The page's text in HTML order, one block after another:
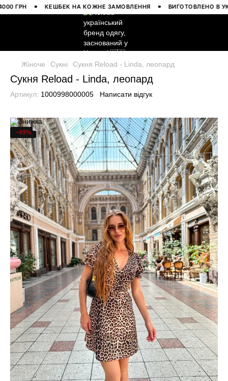
КЕШБЕК НА КОЖНЕ ЗАМОВЛЕННЯ ВИГОТОВЛЕНО В
Жіноче Сукні Сукня Reload - Linda, леопард
Сукня Reload - Linda, леопард
Артикул: 1000998000005 Написати відгук
−49%